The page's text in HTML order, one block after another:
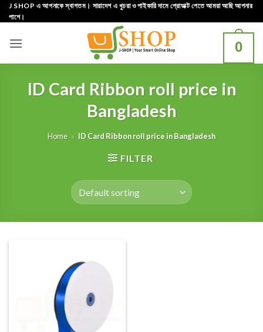
Skip
to
J SHOP এ আপনাকে স্বাগতম। সারাদেশ এ খুচরা ও পাইকারি দামে প্রোডাক্ট পেতে আমরা আছি আপনার
পাশে।
0
ID Card Ribbon roll price in
Bangladesh
Home » ID Card Ribbon roll price in Bangladesh
FILTER